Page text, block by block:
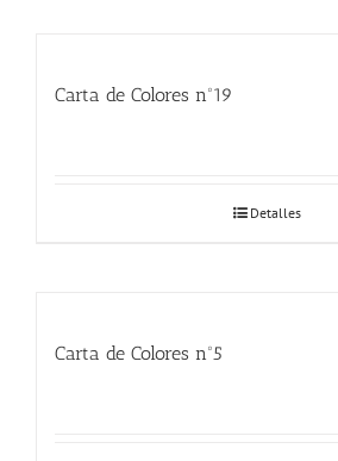
Carta de Colores nº19
Detalles
Carta de Colores nº5